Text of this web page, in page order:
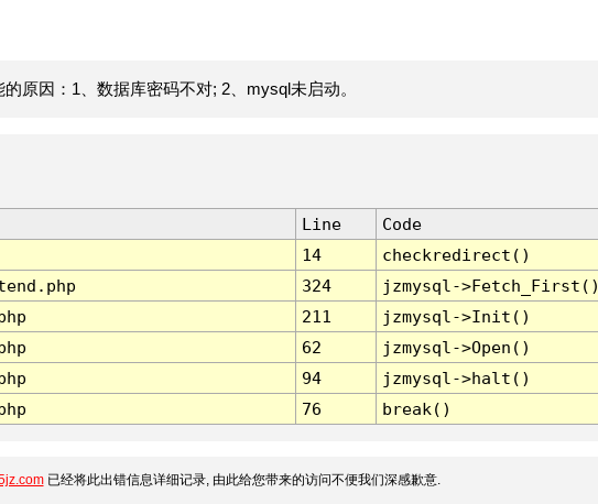
原因：1、数据库密码不对; 2、mysql未启动。
Line
Code
14
checkredirect()
324
jzmysql-
211
jzmysql->Init()
62
jzmysql->Open()
94
jzmysql->halt()
76 break()
已经将此出错信息详细记录, 由此给您带来的访问不便我们深感歉意.